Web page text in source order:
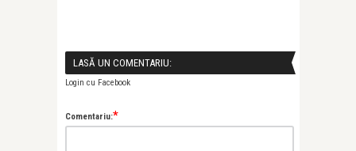
LASĂ UN COMENTARIU:
Login cu Facebook
Comentariu:*